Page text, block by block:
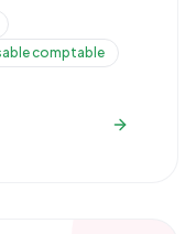
de
comptable